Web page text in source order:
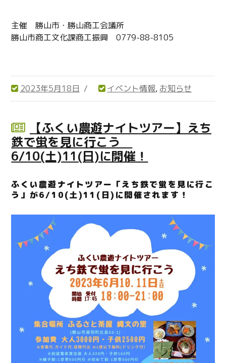
主催 勝山市・勝山商工会議所
勝山市商工文化課商工振興 0779-88-8105
投
日:
2023年5月18日
カ
ゴ
リ
ー
イベント情報, お知らせ
【ふくい農遊ナイトツアー】えち
鉄で蛍を見に行こう
6/10(土)11(日)に開催！
ふくい農遊ナイトツアー「えち鉄で蛍を見に行こ
う」が6/10(土)11(日)に開催されます！